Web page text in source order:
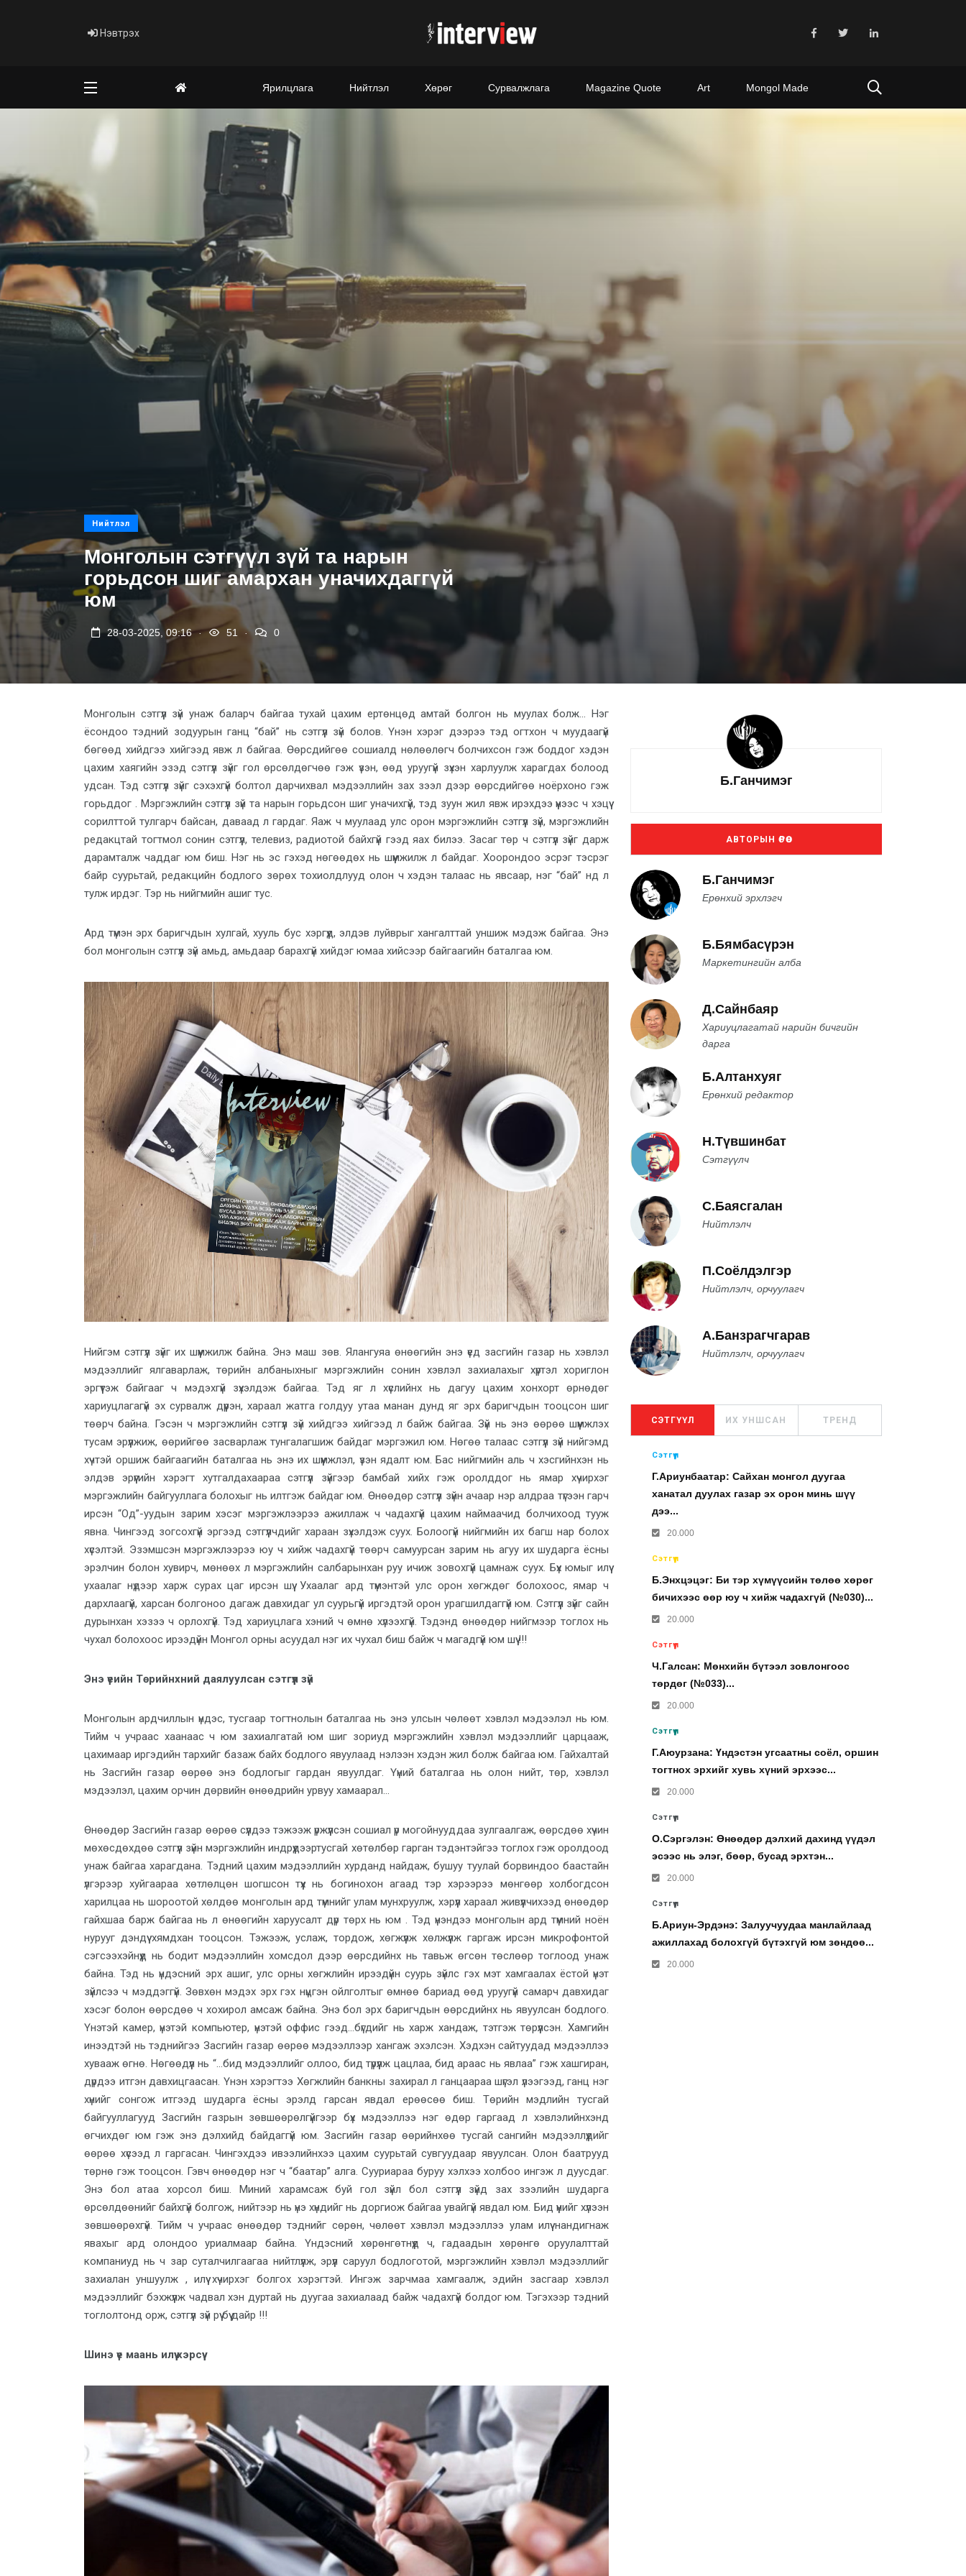
Нэвтрэх
Ярилцлага Нийтлэл Хөрөг Сурвалжлага Magazine Quote Art Mongol Made
Нийтлэл
Монголын сэтгүүл зүй та нарын
горьдсон шиг амархан уначихдаггүй
юм
28-03-2025, 09:16 . 51 . 0
Монголын сэтгүүл зүй унаж баларч байгаа тухай цахим ертөнцөд амтай болгон нь муулах болж... Нэг
ёсондоо тэдний зодуурын ганц “бай” нь сэтгүүл зүй болов. Үнэн хэрэг дээрээ тэд огтхон ч муудаагүй
бөгөөд хийдгээ хийгээд явж л байгаа. Өөрсдийгөө сошиалд нөлөөлөгч болчихсон гэж боддог хэдэн
цахим хаягийн эзэд сэтгүүл зүйг гол өрсөлдөгчөө гэж үзэн, өөд уруугүй зүхэн харлуулж харагдах болоод
удсан. Тэд сэтгүүл зүйг сэхэхгүй болтол дарчихвал мэдээллийн зах зээл дээр өөрсдийгөө ноёрхоно гэж
горьддог . Мэргэжлийн сэтгүүл зүй та нарын горьдсон шиг уначихгүй, тэд зуун жил явж ирэхдээ үүнээс ч хэцүү
сорилттой тулгарч байсан, даваад л гардаг. Яаж ч муулаад улс орон мэргэжлийн сэтгүүл зүй, мэргэжлийн
редакцтай тогтмол сонин сэтгүүл, телевиз, радиотой байхгүй гээд яах билээ. Засаг төр ч сэтгүүл зүйг дарж
дарамталж чаддаг юм биш. Нэг нь эс гэхэд нөгөөдөх нь шүүмжилж л байдаг. Хоорондоо эсрэг тэсрэг
байр суурьтай, редакцийн бодлого зөрөх тохиолдлууд олон ч хэдэн талаас нь явсаар, нэг “бай” нд л
тулж ирдэг. Тэр нь нийгмийн ашиг тус.
Ард түмэн эрх баригчдын хулгай, хууль бус хэргүүд, элдэв луйврыг хангалттай уншиж мэдэж байгаа. Энэ
бол монголын сэтгүүл зүй амьд, амьдаар барахгүй хийдэг юмаа хийсээр байгаагийн баталгаа юм.
Нийгэм сэтгүүл зүйг их шүүмжилж байна. Энэ маш зөв. Ялангуяа өнөөгийн энэ үед засгийн газар нь хэвлэл
мэдээллийг ялгаварлаж, төрийн албаныхныг мэргэжлийн сонин хэвлэл захиалахыг хүртэл хориглон
эргүүтэж байгааг ч мэдэхгүй зүхэлдэж байгаа. Тэд яг л хүслийнх нь дагуу цахим хонхорт өрнөдөг
хариуцлагагүй эх сурвалж дүүрэн, хараал жатга голдуу утаа манан дунд яг эрх баригчдын тооцсон шиг
төөрч байна. Гэсэн ч мэргэжлийн сэтгүүл зүй хийдгээ хийгээд л байж байгаа. Зүй нь энэ өөрөө шүүмжлэх
тусам эрүүлжиж, өөрийгөө засварлаж тунгалагшиж байдаг мэргэжил юм. Нөгөө талаас сэтгүүл зүй нийгэмд
хүчтэй оршиж байгаагийн баталгаа нь энэ их шүүмжлэл, үзэн ядалт юм. Бас нийгмийн аль ч хэсгийнхэн нь
элдэв эрүүгийн хэрэгт хутгалдахаараа сэтгүүл зүйгээр бамбай хийх гэж оролддог нь ямар хүчирхэг
мэргэжлийн байгууллага болохыг нь илтгэж байдаг юм. Өнөөдөр сэтгүүл зүйн ачаар нэр алдраа түгээн гарч
ирсэн “Од”-уудын зарим хэсэг мэргэжлээрээ ажиллаж ч чадахгүй цахим наймаачид болчихоод тууж
явна. Чингээд зогсохгүй эргээд сэтгүүлчдийг хараан зүхэлдэж суух. Болоогүй нийгмийн их багш нар болох
хүсэлтэй. Эзэмшсэн мэргэжлээрээ юу ч хийж чадахгүй төөрч самуурсан зарим нь агуу их шударга ёсны
эрэлчин болон хувирч, мөнөөх л мэргэжлийн салбарынхан руу ичиж зовохгүй цамнаж суух. Бүх юмыг илүү
ухаалаг нүдээр харж сурах цаг ирсэн шүү. Ухаалаг ард түмэнтэй улс орон хөгждөг болохоос, ямар ч
дархлаагүй, харсан болгоноо дагаж давхидаг ул суурьгүй иргэдтэй орон урагшилдаггүй юм. Сэтгүүл зүйг сайн
дурынхан хэзээ ч орлохгүй. Тэд хариуцлага хэний ч өмнө хүлээхгүй. Тэдэнд өнөөдөр нийгмээр тоглох нь
чухал болохоос ирээдүйн Монгол орны асуудал нэг их чухал биш байж ч магадгүй юм шүү !!!
Энэ үеийн Төрийнхний даялуулсан сэтгүүл зүй
Монголын ардчиллын үндэс, тусгаар тогтнолын баталгаа нь энэ улсын чөлөөт хэвлэл мэдээлэл нь юм.
Тийм ч учраас хаанаас ч юм захиалгатай юм шиг зориуд мэргэжлийн хэвлэл мэдээллийг царцааж,
цахимаар иргэдийн тархийг базаж байх бодлого явуулаад нэлээн хэдэн жил болж байгаа юм. Гайхалтай
нь Засгийн газар өөрөө энэ бодлогыг гардан явуулдаг. Үүний баталгаа нь олон нийт, төр, хэвлэл
мэдээлэл, цахим орчин дөрвийн өнөөдрийн урвуу хамаарал...
Өнөөдөр Засгийн газар өөрөө сүүлдээ тэжээж үржүүлсэн сошиал үр могойнууддаа зулгаалгаж, өөрсдөө хүчин
мөхөсдөхдөө сэтгүүл зүйн мэргэжлийн индрүүдээртусгай хөтөлбөр гарган тэдэнтэйгээ тоглох гэж оролдоод
унаж байгаа харагдана. Тэдний цахим мэдээллийн хурданд найдаж, бушуу туулай борвиндоо баастайн
үлгэрээр хуйгаараа хөтлөлцөн шогшсон түүх нь богинохон агаад тэр хэрээрээ мөнгөөр холбогдсон
харилцаа нь шороотой хөлдөө монголын ард түмнийг улам мунхруулж, хэрүүл хараал живүүлчихээд өнөөдөр
гайхшаа барж байгаа нь л өнөөгийн харуусалт дүр төрх нь юм . Тэд үнэндээ монголын ард түмний ноён
нурууг дэндүү хямдхан тооцсон. Тэжээж, услаж, тордож, хөгжүүлж хөлжүүлж гаргаж ирсэн микрофонтой
сэгсээхэйнүүд нь бодит мэдээллийн хомсдол дээр өөрсдийнх нь тавьж өгсөн төслөөр тоглоод унаж
байна. Тэд нь үндэсний эрх ашиг, улс орны хөгжлийн ирээдүйн суурь зүйлс гэх мэт хамгаалах ёстой үнэт
зүйлсээ ч мэддэггүй. Зөвхөн мэдэх эрх гэх нүцгэн ойлголтыг өмнөө бариад өөд уруугүй самарч давхидаг
хэсэг болон өөрсдөө ч хохирол амсаж байна. Энэ бол эрх баригчдын өөрсдийнх нь явуулсан бодлого.
Үнэтэй камер, үнэтэй компьютер, үнэтэй оффис гээд...бүгдийг нь харж хандаж, тэтгэж төрүүлсэн. Хамгийн
инээдтэй нь тэднийгээ Засгийн газар өөрөө мэдээллээр хангаж эхэлсэн. Хэдхэн сайтуудад мэдээллээ
хувааж өгнө. Нөгөөдүүл нь “...бид мэдээллийг оллоо, бид түрүүлж цацлаа, бид араас нь явлаа” гэж хашгиран,
дүрдээ итгэн давхицгаасан. Үнэн хэрэгтээ Хөгжлийн банкны захирал л ганцаараа шүгэл үлээгээд, ганц нэг
хүнийг сонгож итгээд шударга ёсны эрэлд гарсан явдал ерөөсөө биш. Төрийн мэдлийн тусгай
байгууллагууд Засгийн газрын зөвшөөрөлгүйгээр бүх мэдээллээ нэг өдөр гаргаад л хэвлэлийнхэнд
өгчихдөг юм гэж энэ дэлхийд байдаггүй юм. Засгийн газар өөрийнхөө тусгай сангийн мэдээллүүдийг
өөрөө хүсээд л гаргасан. Чингэхдээ ивээлийнхээ цахим суурьтай сувгуудаар явуулсан. Олон баатрууд
төрнө гэж тооцсон. Гэвч өнөөдөр нэг ч “баатар” алга. Сууриараа буруу хэлхээ холбоо ингэж л дуусдаг.
Энэ бол атаа хорсол биш. Миний харамсаж буй гол зүйл бол сэтгүүл зүйд зах зээлийн шударга
өрсөлдөөнийг байхгүй болгож, нийтээр нь үнэ хүндийг нь доргиож байгаа увайгүй явдал юм. Бид үүнийг хүлээн
зөвшөөрөхгүй. Тийм ч учраас өнөөдөр тэднийг сөрөн, чөлөөт хэвлэл мэдээллээ улам илүү нандигнаж
явахыг ард олондоо уриалмаар байна. Үндэсний хөрөнгөтнүүд ч, гадаадын хөрөнгө оруулалттай
компаниуд нь ч зар суталчилгаагаа нийтлүүлж, эрүүл саруул бодлоготой, мэргэжлийн хэвлэл мэдээллийг
захиалан уншуулж , илүү хүчирхэг болгох хэрэгтэй. Ингэж зарчмаа хамгаалж, эдийн засгаар хэвлэл
мэдээллийг бэхжүүлж чадвал хэн дуртай нь дуугаа захиалаад байж чадахгүй болдог юм. Тэгэхээр тэдний
тоглолтонд орж, сэтгүүл зүй рүү бүү дайр !!!
Шинэ үе маань илүү хэрсүү
Б.Ганчимэг
АВТОРЫН ӨРӨӨ
Б.Ганчимэг
Ерөнхий эрхлэгч
Б.Бямбасүрэн
Маркетингийн алба
Д.Сайнбаяр
Хариуцлагатай нарийн бичгийн
дарга
Б.Алтанхуяг
Ерөнхий редактор
Н.Түвшинбат
Сэтгүүлч
С.Баясгалан
Нийтлэлч
П.Соёлдэлгэр
Нийтлэлч, орчуулагч
А.Банзрагчгарав
Нийтлэлч, орчуулагч
СЭТГҮҮЛ ИХ УНШСАН ТРЕНД
Сэтгүүл
Г.Ариунбаатар: Сайхан монгол дуугаа
ханатал дуулах газар эх орон минь шүү
дээ...
20.000
Сэтгүүл
Б.Энхцэцэг: Би тэр хүмүүсийн төлөө хөрөг
бичихээс өөр юу ч хийж чадахгүй (№030)...
20.000
Сэтгүүл
Ч.Галсан: Мөнхийн бүтээл зовлонгоос
төрдөг (№033)...
20.000
Сэтгүүл
Г.Аюурзана: Үндэстэн угсаатны соёл, оршин
тогтнох эрхийг хувь хүний эрхээс...
20.000
Сэтгүүл
О.Сэргэлэн: Өнөөдөр дэлхий дахинд үүдэл
эсээс нь элэг, бөөр, бусад эрхтэн...
20.000
Сэтгүүл
Б.Ариун-Эрдэнэ: Залуучуудаа манлайлаад
ажиллахад болохгүй бүтэхгүй юм зөндөө...
20.000